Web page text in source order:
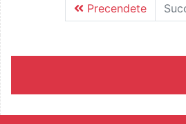
Precendete